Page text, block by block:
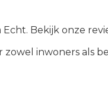
Bekijk onze
inwoners als